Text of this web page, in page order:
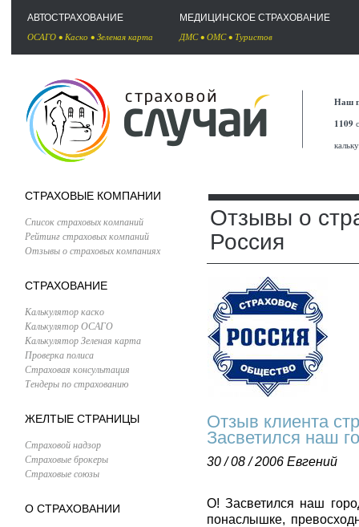
АВТОСТРАХОВАНИЕ
ОСАГО • Каско • Зеленая карта
МЕДИЦИНСКОЕ СТРАХОВАНИЕ
ДМС• ОМС• Туристов
Наш
1109
СТРАХОВЫЕ КОМПАНИИ
Список страховых компаний
Рейтинг страховых компаний
Отзывы о страховых компаниях
СТРАХОВАНИЕ
Калькулятор каско
Калькулятор ОСАГО
Калькулятор Зеленая карта
Проверка полиса
Страховая консультация
Тендеры по страхованию
ЖЕЛТЫЕ СТРАНИЦЫ
Страховой надзор
Страховые брокеры
Страховые союзы
О СТРАХОВАНИИ
Отзывы о
Россия
Отзыв клиента
Засветился наш
30 / 08 / 2006 Евгений
О! Засветился наш
понаслышке,